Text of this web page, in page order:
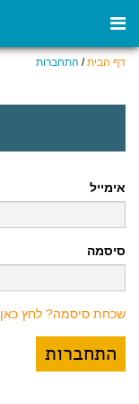
דף הבית/ התחברות
אימייל
סיסמה
שכחת סיסמה? לחץ כאן